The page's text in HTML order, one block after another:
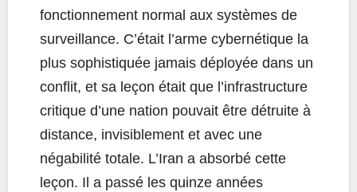
fonctionnement normal aux systèmes de
surveillance. C’était l’arme cybernétique la
plus sophistiquée jamais déployée dans un
conflit, et sa leçon était que l’infrastructure
critique d’une nation pouvait être détruite à
distance, invisiblement et avec une
négabilité totale. L’Iran a absorbé cette
leçon. Il a passé les quinze années